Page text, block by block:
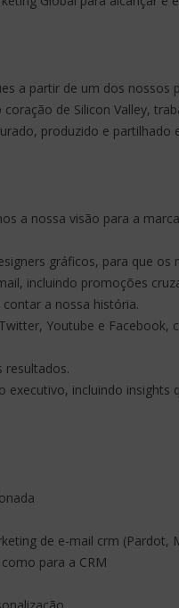
a partir de um dos nossos
de Silicon Valley,
produzido e partilhado
a nossa visão para a
gráficos, para que
incluindo promoções
a nossa história.
Youtube e
resultados.
incluindo
de e-mail crm
para a CRM